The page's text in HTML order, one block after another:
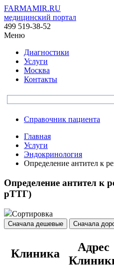
FARMAMIR.RU
медицинский портал
499 519-38-52
Меню
Диагностики
Услуги
Москва
Контакты
Справочник пациента
Главная
Услуги
Эндокринология
Определение антител к
Определение антител к
рТТГ)
Сортировка
Сначала дешевые Сначала
Клиника
Адрес